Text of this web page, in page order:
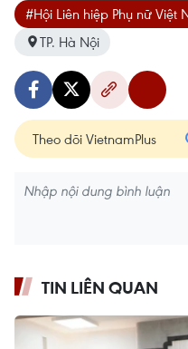
#Hội Liên hiệp Phụ nữ Việt
TP. Hà Nội
Theo dõi VietnamPlus
TIN LIÊN QUAN